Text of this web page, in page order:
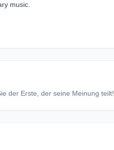
music.
der Erste, der seine Meinung teilt!